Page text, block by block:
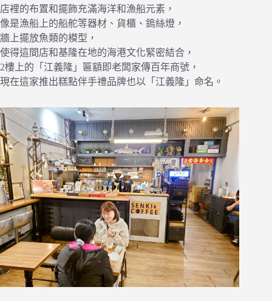
店裡的布置和擺飾充滿海洋和漁船元素，
像是漁船上的船舵等器材、貨櫃、鎢絲燈，
牆上擺放魚類的模型，
使得這間店和基隆在地的海港文化緊密結合，
2樓上的「江義隆」匾額即老闆家傳百年商號，
現在這家推出糕點伴手禮品牌也以「江義隆」命名。